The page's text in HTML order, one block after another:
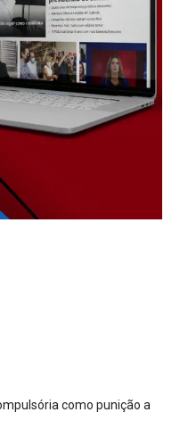
como punição a